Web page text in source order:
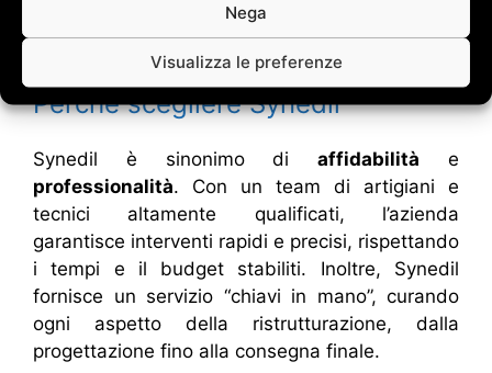
Nega
Visualizza le preferenze
di relax e benessere, dove comfort ed estetica
convivono in perfetta armonia.
Perché scegliere Synedil
Synedil è sinonimo diaffidabilità e
professionalità. Con un team di artigiani e
tecnici altamente qualificati, l’azienda
garantisce interventi rapidi e precisi, rispettando
i tempi e il budget stabiliti. Inoltre, Synedil
fornisce un servizio “chiavi in mano”, curando
ogni aspetto della ristrutturazione, dalla
progettazione fino alla consegna finale.